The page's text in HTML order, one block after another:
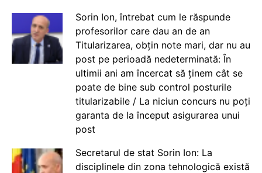
Sorin Ion, întrebat cum le răspunde
profesorilor care dau an de an
Titularizarea, obțin note mari, dar nu au
post pe perioadă nedeterminată: În
ultimii ani am încercat să ținem cât se
poate de bine sub control posturile
titularizabile / La niciun concurs nu poți
garanta de la început asigurarea unui
post
Secretarul de stat Sorin Ion: La
disciplinele din zona tehnologică există